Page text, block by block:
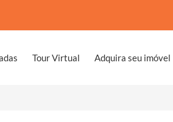
Tour Virtual Adquira seu imóvel